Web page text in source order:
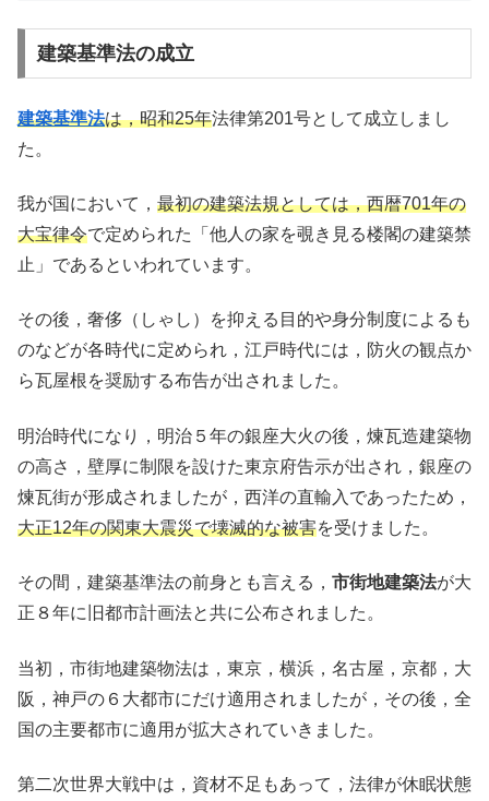
建築基準法の成立
建築基準法は，昭和25年法律第201号として成立しまし
た。
我が国において， 最初の建築法規としては，西暦701年の
大宝律令で定められた「他人の家を覗き見る楼閣の建築禁
止」であるといわれています。
その後，奢侈（しゃし）を抑える目的や身分制度によるも
のなどが各時代に定められ，江戸時代には，防火の観点か
ら瓦屋根を奨励する布告が出されました。
明治時代になり，明治５年の銀座大火の後，煉瓦造建築物
の高さ，壁厚に制限を設けた東京府告示が出され，銀座の
煉瓦街が形成されましたが，西洋の直輸入であったため，
大正12年の関東大震災で壊滅的な被害を受けました。
その間，建築基準法の前身とも言える， 市街地建築法が大
正８年に旧都市計画法と共に公布されました。
当初，市街地建築物法は，東京，横浜，名古屋，京都，大
阪，神戸の６大都市にだけ適用されましたが，その後，全
国の主要都市に適用が拡大されていきました。
第二次世界大戦中は，資材不足もあって，法律が休眠状態